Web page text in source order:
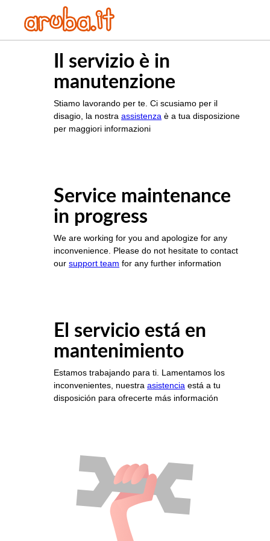
Il servizio è in
manutenzione
Stiamo lavorando per te. Ci scusiamo per il
disagio, la nostra assistenza è a tua disposizione
per maggiori informazioni
Service maintenance
in progress
We are working for you and apologize for any
inconvenience. Please do not hesitate to contact
our support team for any further information
El servicio está en
mantenimiento
Estamos trabajando para ti. Lamentamos los
inconvenientes, nuestra asistencia está a tu
disposición para ofrecerte más información